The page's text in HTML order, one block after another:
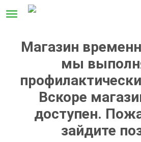
Магазин
мы
Вскоре
доступен.
зайдите